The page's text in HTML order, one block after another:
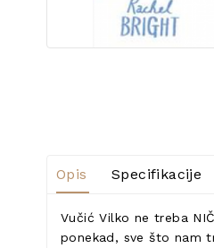
Opis Specifikacije
Vučić Vilko ne treba
ponekad, sve što nam